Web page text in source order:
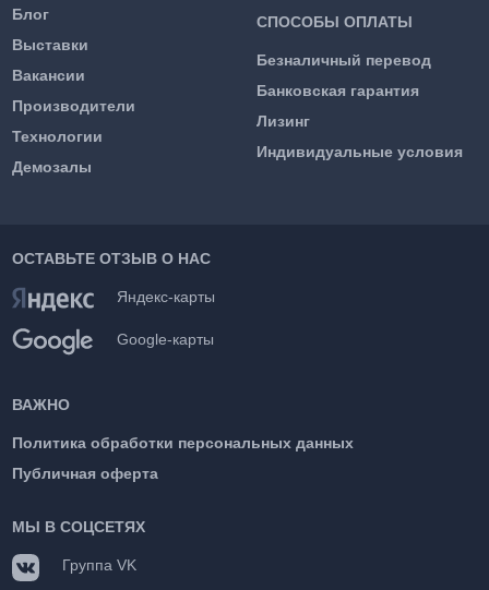
Блог
Выставки
Вакансии
Производители
Технологии
Демозалы
СПОСОБЫ ОПЛАТЫ
Безналичный перевод
Банковская гарантия
Лизинг
Индивидуальные условия
ОСТАВЬТЕ ОТЗЫВ О НАС
Яндекс-карты
Google-карты
ВАЖНО
Политика обработки персональных данных
Публичная оферта
МЫ В СОЦСЕТЯХ
Группа VK